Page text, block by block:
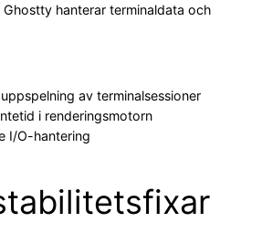
hanterar terminaldata och
av terminalsessioner
i renderingsmotorn
I/O-hantering